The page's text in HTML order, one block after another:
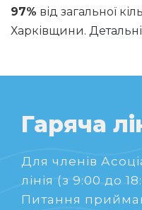
97% від загальної
Харківщини.
Гаряча
Для членів
лінія (з 9:00 до
Питання